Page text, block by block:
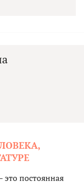
постоянная